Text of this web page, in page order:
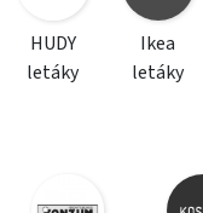
HUDY
letáky
Ikea
letáky